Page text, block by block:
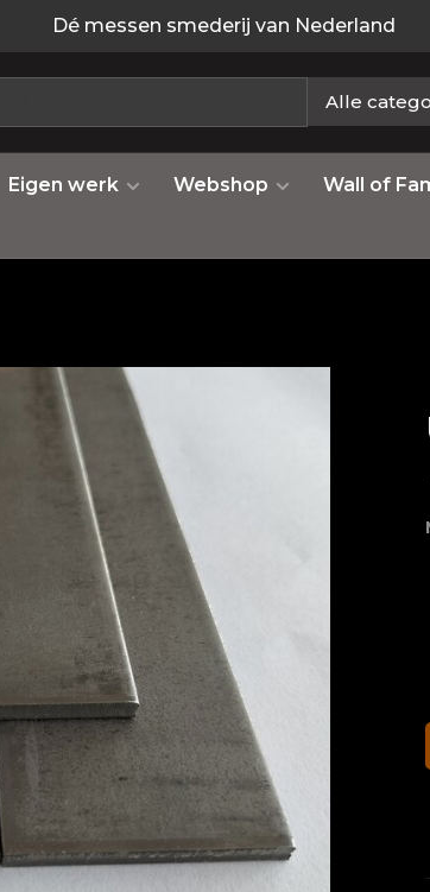
Dé messen smederij van Nederland
Alle
Eigen werk Webshop Wall of